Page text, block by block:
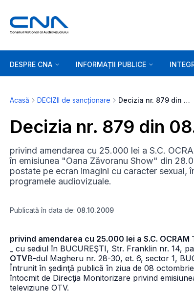
DESPRE CNA INFORMAȚII PUBLICE
Acasă DECIZII de sancționare Decizia nr. 879 din 08.10.2009
Decizia nr. 879 din
privind amendarea cu 25.000 lei a S.C.
în emisiunea "Oana Zăvoranu Show" din
postate pe ecran imagini cu caracter sexual,
programele audiovizuale.
Publicată în data de: 08.10.2009
privind amendarea cu 25.000 lei a S.C. OCRAM
_ cu sediul în BUCUREŞTI, Str. Franklin nr. 14,
OTVB-dul Magheru nr. 28-30, et. 6, sector 1,
Întrunit în şedinţă publică în ziua de 08
întocmit de Direcţia Monitorizare privind
televiziune OTV.